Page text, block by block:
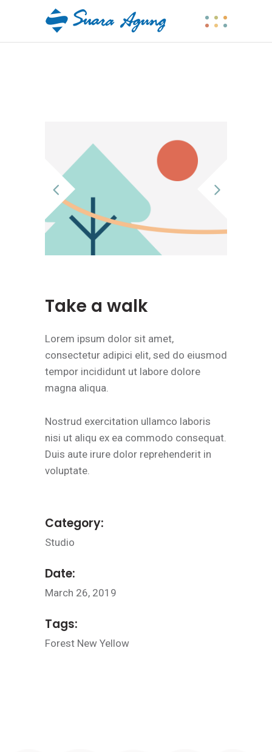
Take a walk
Lorem ipsum dolor sit amet,
consectetur adipici elit, sed do eiusmod
tempor incididunt ut labore dolore
magna aliqua.
Nostrud exercitation ullamco laboris
nisi ut aliqu ex ea commodo consequat.
Duis aute irure dolor reprehenderit in
voluptate.
Category:
Studio
Date:
March 26, 2019
Tags:
Forest New Yellow